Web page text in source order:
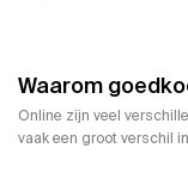
Waarom
Online zijn veel
vaak een groot verschil